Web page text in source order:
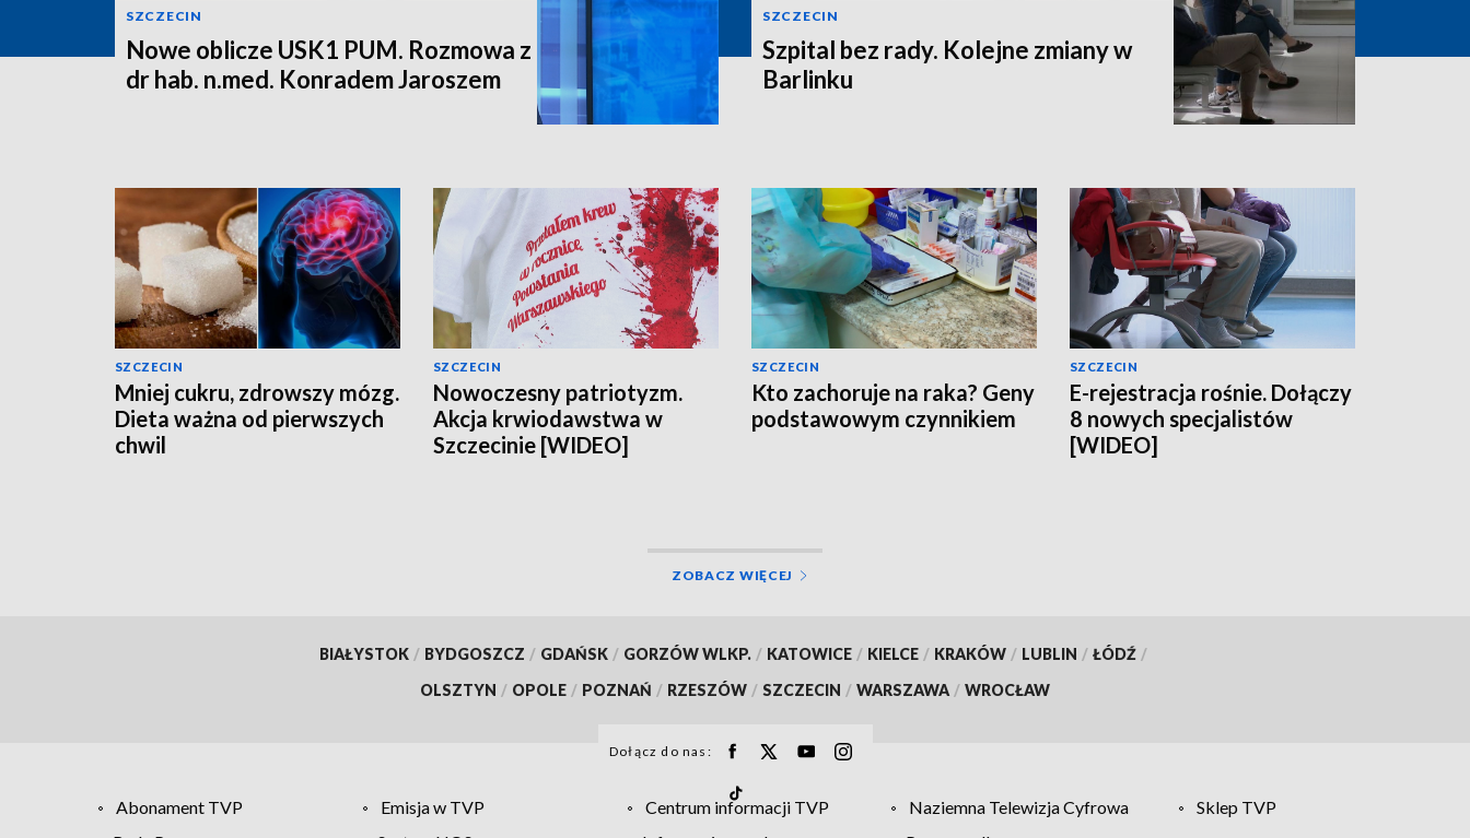
SZCZECIN
Nowe oblicze USK1 PUM. Rozmowa z
dr hab. n.med. Konradem Jaroszem
SZCZECIN
Szpital bez rady. Kolejne zmiany w
Barlinku
SZCZECIN
Mniej cukru, zdrowszy mózg.
Dieta ważna od pierwszych
chwil
SZCZECIN
Nowoczesny patriotyzm.
Akcja krwiodawstwa w
Szczecinie [WIDEO]
SZCZECIN
Kto zachoruje na raka? Geny
podstawowym czynnikiem
SZCZECIN
E-rejestracja rośnie. Dołączy
8 nowych specjalistów
[WIDEO]
ZOBACZ WIĘCEJ
BIAŁYSTOK / BYDGOSZCZ / GDAŃSK / GORZÓW WLKP. / KATOWICE / KIELCE / KRAKÓW / LUBLIN / ŁÓDŹ /
OLSZTYN / OPOLE / POZNAŃ / RZESZÓW / SZCZECIN / WARSZAWA / WROCŁAW
Dołącz do nas:
Abonament TVP Emisja w TVP Centrum informacji TVP Naziemna Telewizja Cyfrowa
Sklep TVP